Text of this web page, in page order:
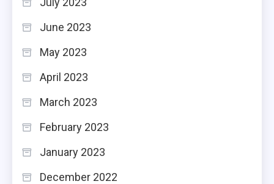
June 2023
May 2023
April 2023
March 2023
February 2023
January 2023
December 2022